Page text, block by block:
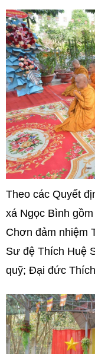
Theo các Quyết
xá Ngọc Bình
Chơn đảm nhiệm
Sư đệ Thích Huệ
quỹ; Đại đức